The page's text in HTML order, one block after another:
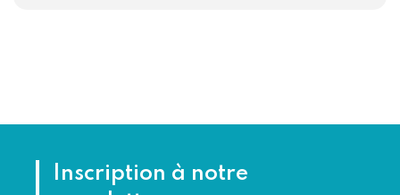
Inscription à notre